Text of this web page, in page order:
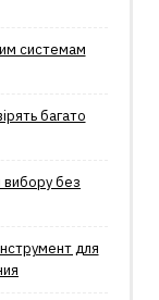
системам
багато
вибору без
для